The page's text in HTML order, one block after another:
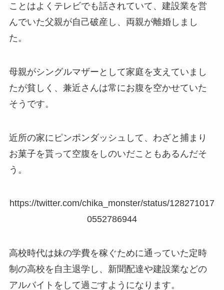
ことはよくテレビでも話されていて、建設業を営
んでいた父親が自己破産し、両親が離婚しまし
た。
母親がシングルマザーとして家庭を支えていまし
たが貧しく、兼近さんは常にお腹を空かせていた
そうです。
近所の家にピンポンダッシュして、わざと捕まり
お菓子を貰って空腹をしのいだこともあるんだそ
う。
https://twitter.com/chika_monster/status/128271017
0552786944
高校時代は妹の学費を稼ぐために通っていた定時
制の高校を自主退学し、新聞配達や建設業などの
アルバイトをして過ごすようになります。